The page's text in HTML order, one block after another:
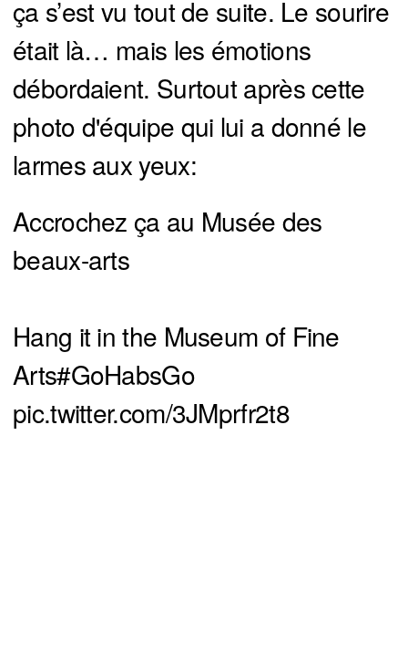
ça s’est vu tout de suite. Le sourire
était là… mais les émotions
débordaient. Surtout après cette
photo d'équipe qui lui a donné le
larmes aux yeux:
Accrochez ça au Musée des
beaux-arts
Hang it in the Museum of Fine
Arts#GoHabsGo
pic.twitter.com/3JMprfr2t8